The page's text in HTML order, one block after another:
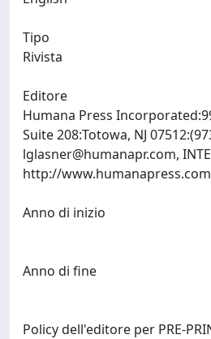
Tipo
Rivista
Editore
Humana Press
Suite 208:Totowa, NJ
lglasner@humanapr.com,
Anno di inizio
Anno di fine
Policy dell'editore per PRE-